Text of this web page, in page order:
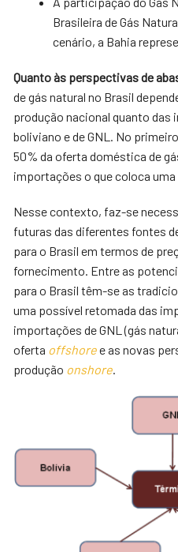
Brasileira de Gás
cenário, a Bahia
Quanto às perspectivas de
de gás natural no Brasil
produção nacional quanto das
boliviano e de GNL. No
50% da oferta doméstica de
importações o que coloca
Nesse contexto, faz-se
futuras das diferentes fontes
para o Brasil em termos de
fornecimento. Entre as
para o Brasil têm-se as
uma possível retomada das
importações de GNL (gás
oferta offshoree as novas
produção onshore.